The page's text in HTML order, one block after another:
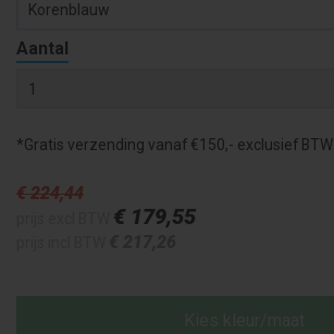
Korenblauw
Aantal
*Gratis verzending vanaf €150,- exclusief BTW
€ 224,44
€ 179,55